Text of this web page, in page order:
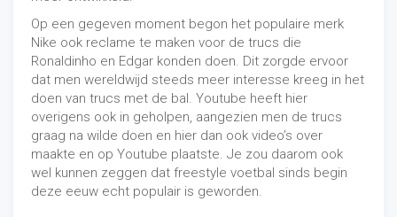
Op een gegeven moment begon het populaire merk
Nike ook reclame te maken voor de trucs die
Ronaldinho en Edgar konden doen. Dit zorgde ervoor
dat men wereldwijd steeds meer interesse kreeg in het
doen van trucs met de bal. Youtube heeft hier
overigens ook in geholpen, aangezien men de trucs
graag na wilde doen en hier dan ook video’s over
maakte en op Youtube plaatste. Je zou daarom ook
wel kunnen zeggen dat freestyle voetbal sinds begin
deze eeuw echt populair is geworden.